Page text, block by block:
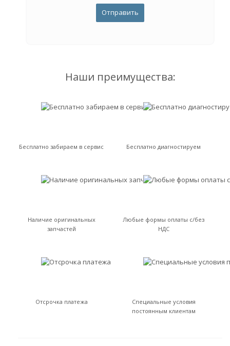
Наши преимущества:
Бесплатно забираем в сервис Бесплатно диагностируем
Наличие оригинальных
запчастей
Любые формы оплаты с/без
НДС
Отсрочка платежа
Специальные условия
постоянным клиентам